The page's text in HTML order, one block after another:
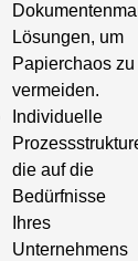
Lösungen, um
Papierchaos zu
vermeiden.
Individuelle
die auf die
Bedürfnisse
Ihres
Unternehmens